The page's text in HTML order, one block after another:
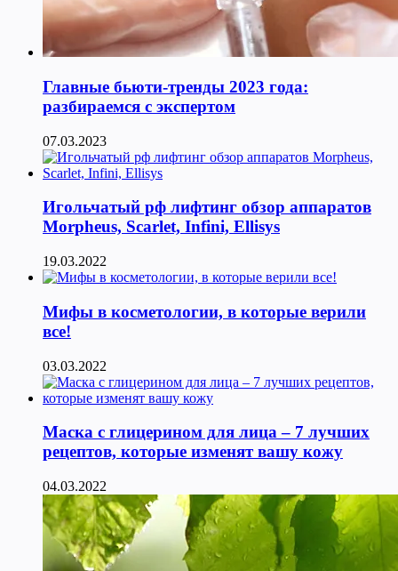
Главные бьюти-тренды 2023 года:
разбираемся с экспертом
07.03.2023
Игольчатый рф лифтинг обзор аппаратов
Morpheus, Scarlet, Infini, Ellisys
19.03.2022
Мифы в косметологии, в которые верили
все!
03.03.2022
Маска с глицерином для лица – 7 лучших
рецептов, которые изменят вашу кожу
04.03.2022